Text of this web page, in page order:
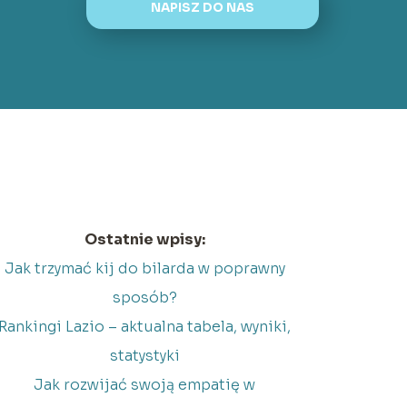
NAPISZ DO NAS
Ostatnie wpisy:
Jak trzymać kij do bilarda w poprawny
sposób?
Lazio – aktualna tabela, wyniki,
statystyki
Jak rozwijać swoją empatię w